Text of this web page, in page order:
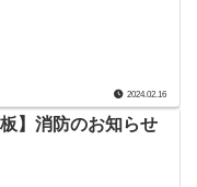
2024.02.16
】消防のお知らせ